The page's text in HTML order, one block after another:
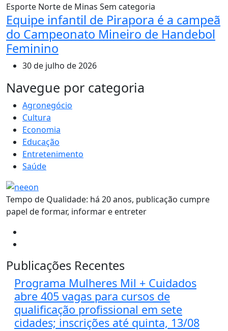
Esporte Norte de Minas Sem categoria
Equipe infantil de Pirapora é a campeã
do Campeonato Mineiro de Handebol
Feminino
30 de julho de 2026
MAIS VISTOS
Navegue por categoria
Agronegócio
Cultura
Economia
Educação
Entretenimento
Saúde
Tempo de Qualidade: há 20 anos, publicação cumpre
papel de formar, informar e entreter
Publicações Recentes
Programa Mulheres Mil + Cuidados
abre 405 vagas para cursos de
qualificação profissional em sete
cidades; inscrições até quinta, 13/08